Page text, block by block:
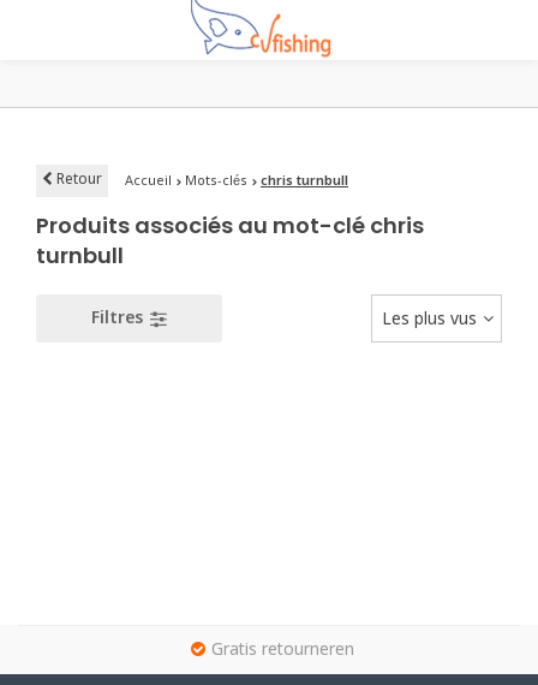
Retour Accueil Mots-clés chris turnbull
Produits associés au mot-clé chris
turnbull
Filtres Les plus vus
Gratis retourneren